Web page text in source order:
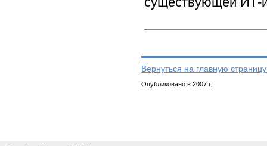
Вернуться на главную
Опубликовано в 2007 г.